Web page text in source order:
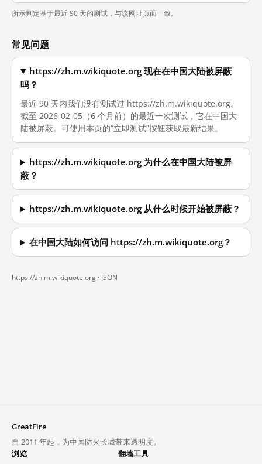
所示判定基于最近 90 天的测试，与该网址页面一致。
常见问题
https://zh.m.wikiquote.org 现在在中国大陆被屏蔽
吗？
最近 90 天内我们没有测试过 https://zh.m.wikiquote.org。
截至 2026-02-05（6 个月前）的最近一次测试，它在中国大
陆被屏蔽。可使用本页的“立即测试”按钮获取最新结果。
https://zh.m.wikiquote.org 为什么在中国大陆被屏
蔽？
https://zh.m.wikiquote.org 从什么时候开始被屏蔽？
在中国大陆如何访问 https://zh.m.wikiquote.org？
https://zh.m.wikiquote.org · JSON
GreatFire
自 2011 年起，为中国防火长城带来透明度。
浏览
翻墙工具